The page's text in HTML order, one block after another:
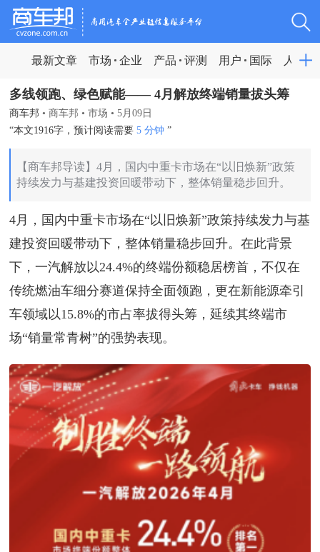
最新文章 市场 企业 产品 评测 用户 国际 人物
多线领跑、绿色赋能—— 4月解放终端销量拔头筹
商车邦 • 商车邦 • 市场 • 5月09日
“本文1916字，预计阅读需要5 分钟”
【商车邦导读】4月，国内中重卡市场在“以旧焕新”政策
持续发力与基建投资回暖带动下，整体销量稳步回升。
4月，国内中重卡市场在“以旧焕新”政策持续发力与基
建投资回暖带动下，整体销量稳步回升。在此背景
下，一汽解放以24.4%的终端份额稳居榜首，不仅在
传统燃油车细分赛道保持全面领跑，更在新能源牵引
车领域以15.8%的市占率拔得头筹，延续其终端市
场“销量常青树”的强势表现。